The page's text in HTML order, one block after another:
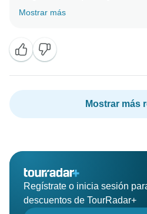
nos aseguraremos de informar
Mostrar más
Mostrar más
Regístrate o inicia sesión
descuentos de TourRadar+